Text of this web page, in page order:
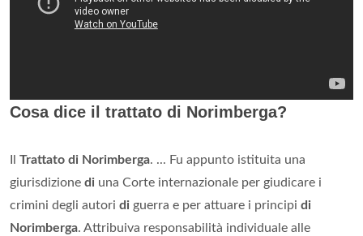
Cosa dice il trattato di Norimberga?
Trattato di Norimberga. ... Fu appunto istituita una
giurisdizione di una Corte internazionale per giudicare i
crimini degli autori di guerra e per attuare i principi di
Norimberga. Attribuiva responsabilità individuale alle